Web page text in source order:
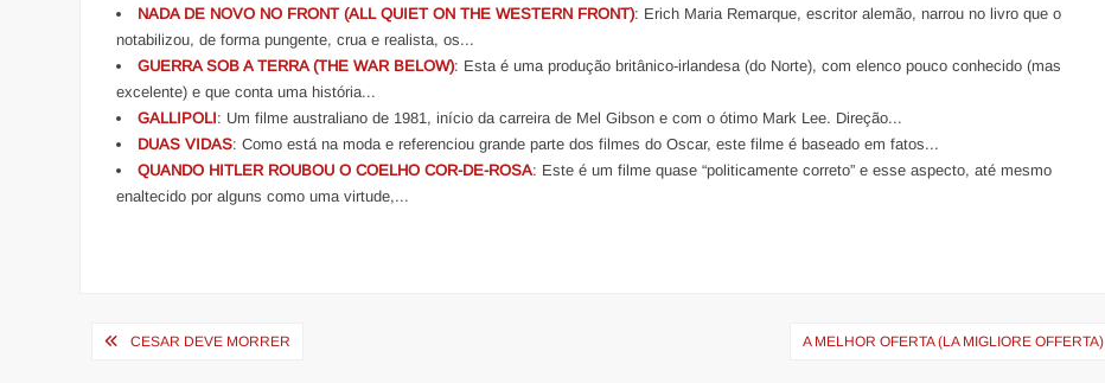
NADA DE NOVO NO FRONT (ALL QUIET ON THE WESTERN FRONT): Erich Maria Remarque, escritor alemão, narrou no livro que o
notabilizou, de forma pungente, crua e realista, os...
GUERRA SOB A TERRA (THE WAR BELOW): Esta é uma produção britânico-irlandesa (do Norte), com elenco pouco conhecido (mas
excelente) e que conta uma história...
GALLIPOLI: Um filme australiano de 1981, início da carreira de Mel Gibson e com o ótimo Mark Lee. Direção...
DUAS VIDAS: Como está na moda e referenciou grande parte dos filmes do Oscar, este filme é baseado em fatos...
QUANDO HITLER ROUBOU O COELHO COR-DE-ROSA: Este é um filme quase “politicamente correto” e esse aspecto, até mesmo
enaltecido por alguns como uma virtude,...
Navegação
CESAR DEVE MORRER A MELHOR OFERTA (LA MIGLIORE OFFERTA)